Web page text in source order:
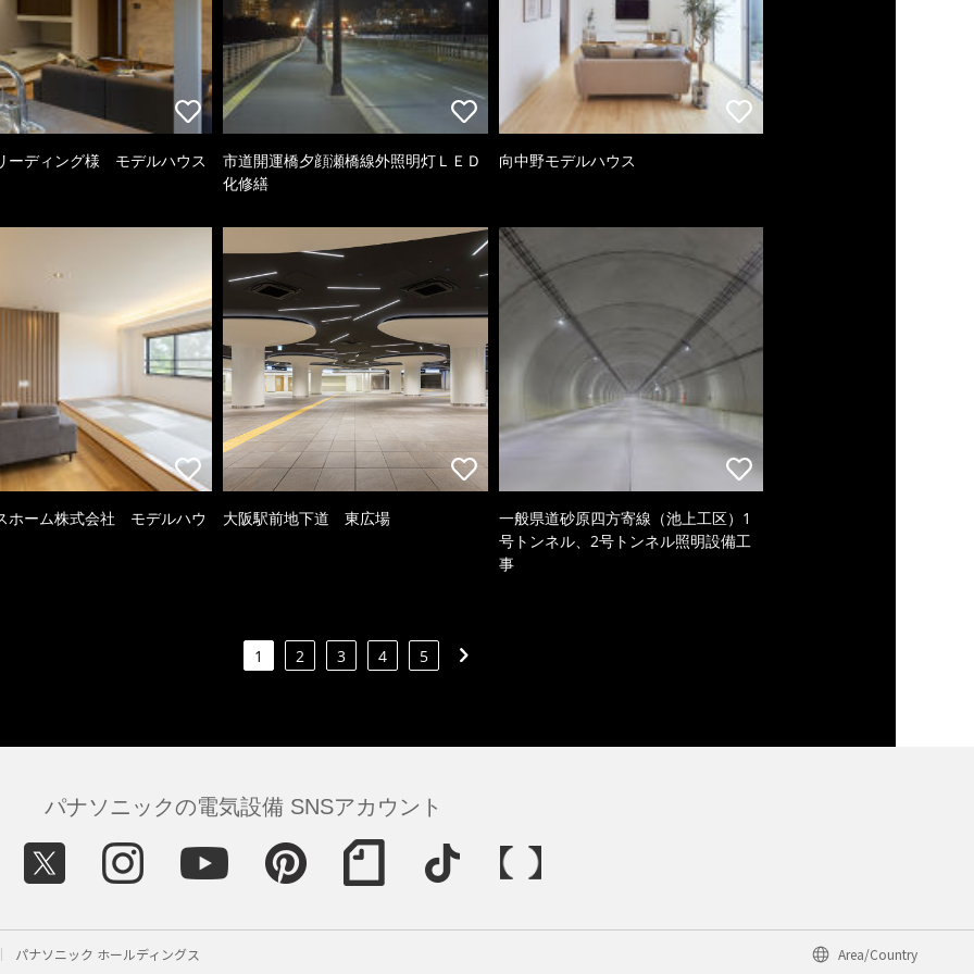
ーディング様 モデルハウス
市道開運橋夕顔瀬橋線外照明灯ＬＥＤ
化修繕
向中野モデルハウス
ホーム株式会社 モデルハウ 大阪駅前地下道 東広場
一般県道砂原四方寄線（池上工区）1
号トンネル、2号トンネル照明設備工
事
1 2 3 4 5
パナソニックの電気設備 SNSアカウント
パナソニック ホールディングス Area/Country